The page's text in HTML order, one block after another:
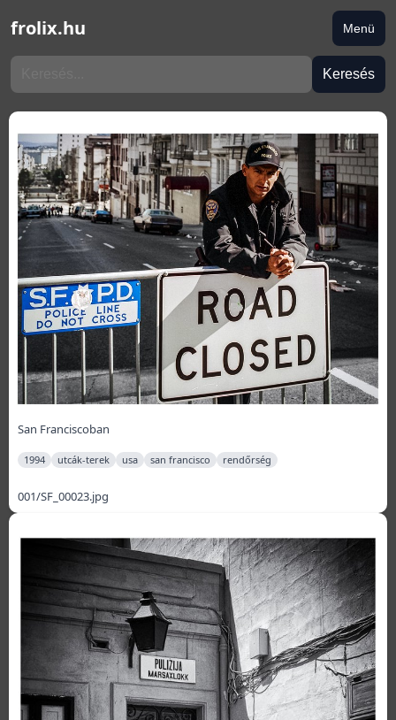
frolix.hu
Keresés
Menü
San Franciscoban
1994 utcák-terek usa san francisco rendőrség
001/SF_00023.jpg